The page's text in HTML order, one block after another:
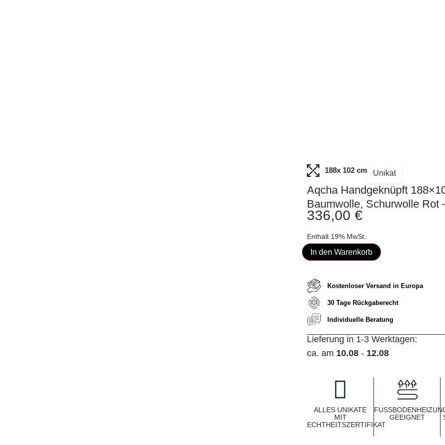
188x 102 cm Unikat
Aqcha Handgeknüpft
Baumwolle, Schurwolle Rot
336,00€
Enthält 19% MwSt.
In den Warenkorb
Kostenloser Versand in Europa
30 Tage Rückgaberecht
Individuelle Beratung
Lieferung in 1-3 Werktagen:
ca. am 10.08 - 12.08
ALLES UNIKATE
MIT
ECHTHEITSZERTIFIKAT
FUSSBODENHEIZUNG
EEIGNET